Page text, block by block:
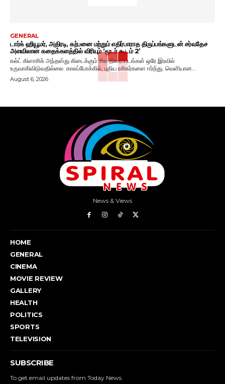
GENERAL
டார்க் ஹியூமர், அதிரடி, கற்பனை மற்றும் எதிர்பாராத திருப்பங்களுடன் சர்வதேச
அளவிலான கதைக்களத்தில் விரியும் ‘மூடர் கூடம் 2’
கல்ட் கிளாசிக் அந்தஸ்து கிடைக்கும் சில திரைப்படங்கள் ஒரே இரவில்
உருவாகிவிடுவதில்லை. காலப்போக்கில், புதிய ரசிகர்களை ஈர்த்து, வெளியான...
August 6, 2026
News & Views
HOME
GENERAL
CINEMA
MOVIE REVIEW
GALLERY
HEALTH
POLITICS
SPORTS
TELEVISION
SUBSCRIBE
To get email updates from Today News.